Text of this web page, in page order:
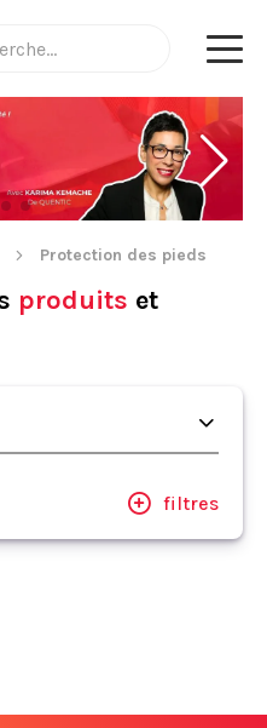
Protection des pieds
produits et
filtres